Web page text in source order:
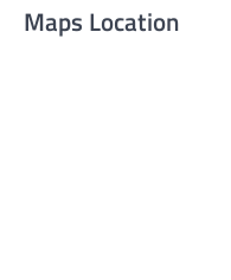
Maps Location